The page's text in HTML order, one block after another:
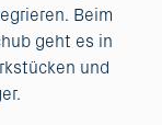
Beim
geht es in
und